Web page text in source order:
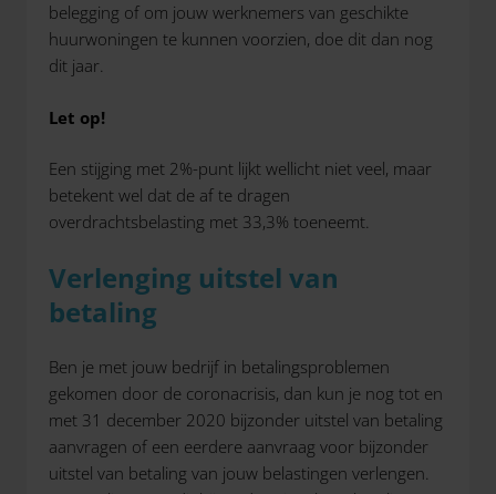
belegging of om jouw werknemers van geschikte
huurwoningen te kunnen voorzien, doe dit dan nog
dit jaar.
Let op!
Een stijging met 2%-punt lijkt wellicht niet veel, maar
betekent wel dat de af te dragen
overdrachtsbelasting met 33,3% toeneemt.
Verlenging uitstel van
betaling
Ben je met jouw bedrijf in betalingsproblemen
gekomen door de coronacrisis, dan kun je nog tot en
met 31 december 2020 bijzonder uitstel van betaling
aanvragen of een eerdere aanvraag voor bijzonder
uitstel van betaling van jouw belastingen verlengen.